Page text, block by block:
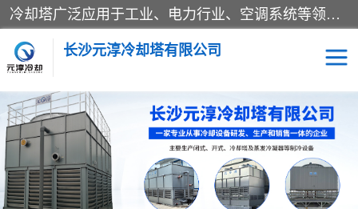
冷却塔广泛应用于工业、电力行业、空调系统等领域。在电力行业中，用于冷却发电机组的循环水；在工业生产中，如化工、冶金等行业，可降低生产过程中产生的热量；在空调系统中，为空调设备提供冷却水源
长沙元淳冷却塔有限公司
方形开式冷却塔 圆形冷却塔
闭式冷却塔 水箱